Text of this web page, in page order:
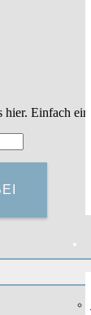
Einfach